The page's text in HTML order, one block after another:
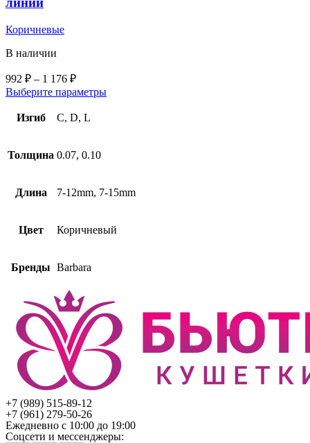
Коричневые
В наличии
992 ₽ – 1 176 ₽
Выберите параметры
Изгиб C, D, L
Толщина 0.07, 0.10
Длина 7-12mm, 7-15mm
Цвет Коричневый
Бренды Barbara
+7 (989) 515-89-12
+7 (961) 279-50-26
Ежедневно с 10:00 до 19:00
Соцсети и мессенджеры: